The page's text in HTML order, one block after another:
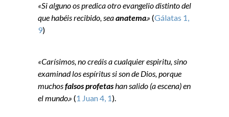
«Si alguno os predica otro evangelio distinto del
que habéis recibido, seaanatema.» (Gálatas 1,
9)
«Carísimos, no creáis a cualquier espiritu, sino
examinad los espíritus si son de Dios, porque
muchosfalsos profetashan salido (a escena) en
el mundo.» (1 Juan 4, 1).